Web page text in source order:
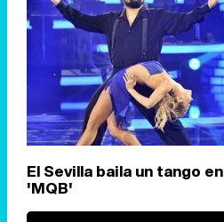
El Sevilla baila un tango en
'MQB'